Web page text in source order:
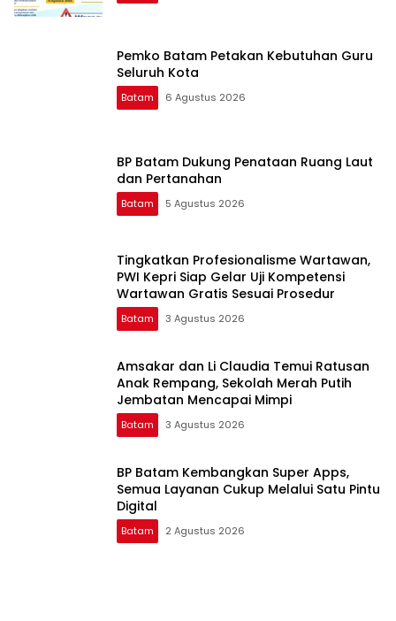
Pemko Batam Petakan Kebutuhan Guru
Seluruh Kota
Batam 6 Agustus 2026
BP Batam Dukung Penataan Ruang Laut
dan Pertanahan
Batam 5 Agustus 2026
Tingkatkan Profesionalisme Wartawan,
PWI Kepri Siap Gelar Uji Kompetensi
Wartawan Gratis Sesuai Prosedur
Batam 3 Agustus 2026
Amsakar dan Li Claudia Temui Ratusan
Anak Rempang, Sekolah Merah Putih
Jembatan Mencapai Mimpi
Batam 3 Agustus 2026
BP Batam Kembangkan Super Apps,
Semua Layanan Cukup Melalui Satu Pintu
Digital
Batam 2 Agustus 2026